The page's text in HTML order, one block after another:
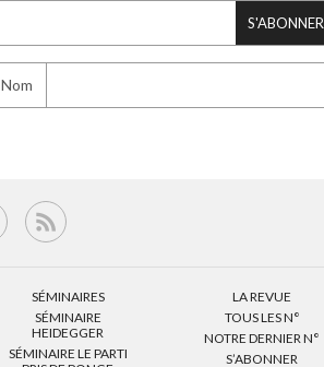
S'ABONNER
Nom
SÉMINAIRES
SÉMINAIRE
HEIDEGGER
SÉMINAIRE LE PARTI
LA REVUE
TOUS LES N°
NOTRE DERNIER N°
S’ABONNER